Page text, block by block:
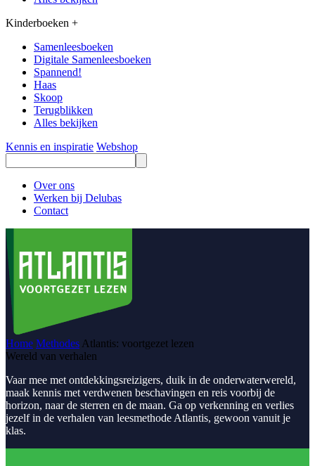
Kinderboeken +
Samenleesboeken
Digitale Samenleesboeken
Spannend!
Haas
Skoop
Terugblikken
Alles bekijken
Kennis en inspiratie Webshop
Over ons
Werken bij Delubas
Contact
Home Methodes Atlantis: voortgezet lezen
Wereld van verhalen
Vaar mee met ontdekkingsreizigers, duik in de onderwaterwereld,
maak kennis met verdwenen beschavingen en reis voorbij de
horizon, naar de sterren en de maan. Ga op verkenning en verlies
jezelf in de verhalen van leesmethode Atlantis, gewoon vanuit je
klas.